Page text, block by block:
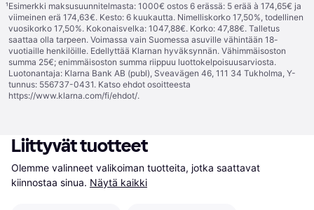
¹Esimerkki maksusuunnitelmasta: 1000€ ostos 6 erässä: 5 erää à 174,65€ ja
viimeinen erä 174,63€. Kesto: 6 kuukautta. Nimelliskorko 17,50%, todellinen
vuosikorko 17,50%. Kokonaisvelka: 1047,88€. Korko: 47,88€. Talletus
saattaa olla tarpeen. Voimassa vain Suomessa asuville vähintään 18-
vuotiaille henkilöille. Edellyttää Klarnan hyväksynnän. Vähimmäisoston
summa 25€; enimmäisoston summa riippuu luottokelpoisuusarviosta.
Luotonantaja: Klarna Bank AB (publ), Sveavägen 46, 111 34 Tukholma, Y-
tunnus: 556737-0431. Katso ehdot osoitteesta
https://www.klarna.com/fi/ehdot/.
Liittyvät tuotteet
Olemme valinneet valikoiman tuotteita, jotka saattavat
kiinnostaa sinua. Näytä kaikki